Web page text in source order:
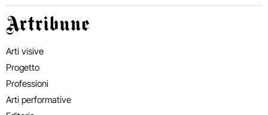
Artribune
Arti visive
Progetto
Professioni
Arti performative